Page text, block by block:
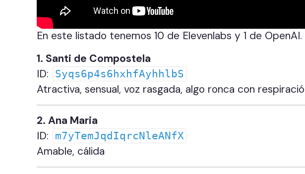
En este listado tenemos 10 de Elevenlabs y 1 de
1. Santi de Compostela
ID:
Syqs6p4s6hxhfAyhhlbS
Atractiva, sensual, voz rasgada, algo ronca con
2. Ana Maria
ID:
m7yTemJqdIqrcNleANfX
Amable, cálida